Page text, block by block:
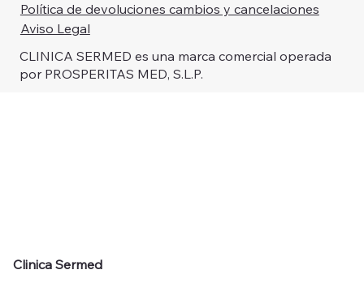
Aviso Legal
Política de devoluciones cambios y cancelaciones
CLINICA SERMED es una marca comercial operada
por PROSPERITAS MED, S.L.P.
Clinica Sermed